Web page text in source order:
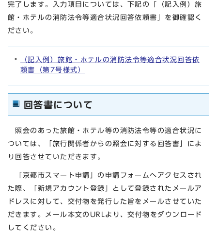
完了します。入力項目については、下記の「（記入例）旅
館・ホテルの消防法令等適合状況回答依頼書」を御確認く
ださい。
（記入例）旅館・ホテルの消防法令等適合状況回答依
頼書（第7号様式）
回答書について
照会のあった旅館・ホテル等の消防法令等の適合状況に
ついては、「旅行関係者からの照会に対する回答書」によ
り回答させていただきます。
「京都市スマート申請」の申請フォームへアクセスされ
た際、「新規アカウント登録」として登録されたメールア
ドレスに対して、交付物を発行した旨をメールさせていた
だきます。メール本文のURLより、交付物をダウンロード
してください。